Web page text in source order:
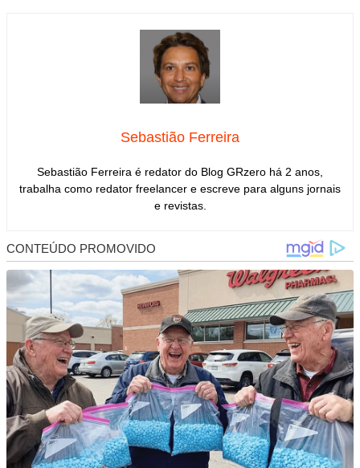
Sebastião Ferreira
Sebastião Ferreira é redator do Blog GRzero há 2 anos,
trabalha como redator freelancer e escreve para alguns jornais
e revistas.